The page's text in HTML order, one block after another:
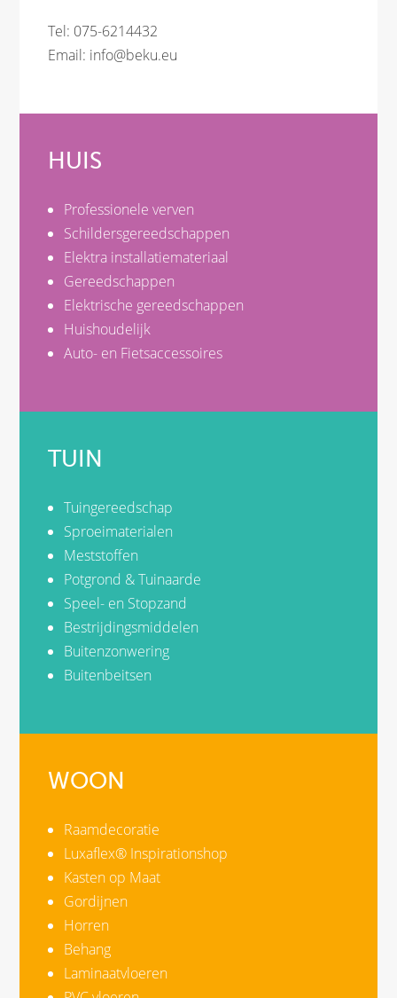
Tel: 075-6214432
Email: info@beku.eu
HUIS
Professionele verven
Schildersgereedschappen
Elektra installatiemateriaal
Gereedschappen
Elektrische gereedschappen
Huishoudelijk
Auto- en Fietsaccessoires
TUIN
Tuingereedschap
Sproeimaterialen
Meststoffen
Potgrond & Tuinaarde
Speel- en Stopzand
Bestrijdingsmiddelen
Buitenzonwering
Buitenbeitsen
WOON
Raamdecoratie
Luxaflex® Inspirationshop
Kasten op Maat
Gordijnen
Horren
Behang
Laminaatvloeren